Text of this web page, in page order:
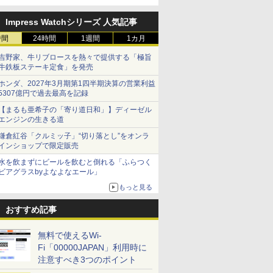
Impress Watchシリーズ 人気記事
24時間 1週間 1カ月
野家、牛リブロースを熱々で提供する「極旨
鉄板ステーキ定食」を発売
ンダ、2027年3月期第1四半期決算の営業利益
億円で過去最高を記録
まるも亜希子の「寄り道日和」】ディーゼル
ンジンの生きる道
倉紅谷「クルミッ子」“切り落とし”をオンラ
ンショップで限定販売
を飲まずにビールを飲むと倒れる「ふらつく
アグラスbyよなよなエール」
もっと見る
おすすめ記事
無料で使えるWi-
Fi「00000JAPAN」利用時に
注意すべき3つのポイント